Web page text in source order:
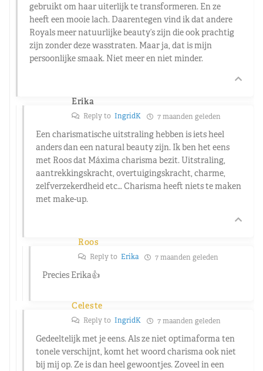
gebruikt om haar uiterlijk te transformeren. En ze
heeft een mooie lach. Daarentegen vind ik dat andere
Royals meer natuurlijke beauty’s zijn die ook prachtig
zijn zonder deze wasstraten. Maar ja, dat is mijn
persoonlijke smaak. Niet meer en niet minder.
Erika
Reply to IngridK 7 maanden geleden
Een charismatische uitstraling hebben is iets heel
anders dan een natural beauty zijn. Ik ben het eens
met Roos dat Máxima charisma bezit. Uitstraling,
aantrekkingskracht, overtuigingskracht, charme,
zelfverzekerdheid etc… Charisma heeft niets te maken
met make-up.
Roos
Reply to Erika 7 maanden geleden
Precies Erika👍
Celeste
Reply to IngridK 7 maanden geleden
Gedeeltelijk met je eens. Als ze niet optimaforma ten
tonele verschijnt, komt het woord charisma ook niet
bij mij op. Ze is dan heel gewoontjes. Zoveel in een